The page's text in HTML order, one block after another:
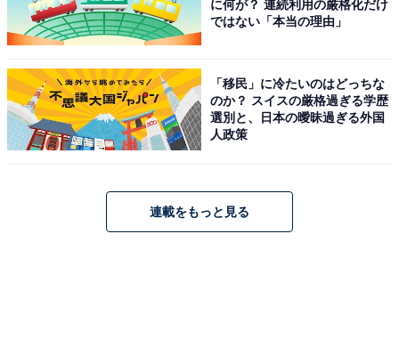
大広間のグリフィンドールエリア。ハリーたちの顔はありませんが、制服の
に何が？ 連続利用の厳格化だけ
ではない「本当の理由」
「移民」に冷たいのはどっちな
のか？ スイスの厳格過ぎる学歴
選別と、日本の曖昧過ぎる外国
人政策
連載をもっと見る